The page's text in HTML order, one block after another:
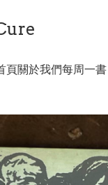
頁關於我們每周一書